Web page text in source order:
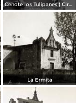
Cenote los Tulipanes ( Circulada el 11 de Junio de 1966 ).
La Ermita